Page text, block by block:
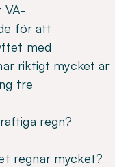
VA-
för att
med
riktigt mycket är
tre
regn?
regnar mycket?